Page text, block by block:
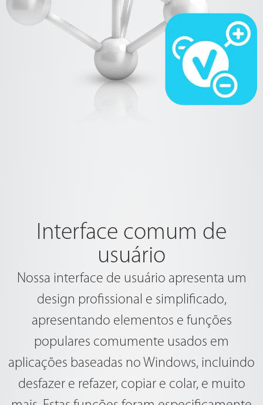
Interface comum de
usuário
Nossa interface de usuário apresenta um
design profissional e simplificado,
apresentando elementos e funções
populares comumente usados em
aplicações baseadas no Windows, incluindo
desfazer e refazer, copiar e colar, e muito